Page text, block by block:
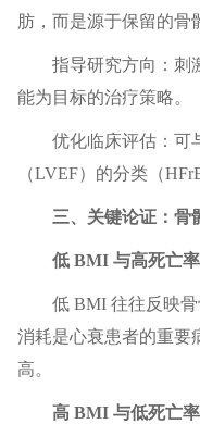
肪，而是源于保留的骨
指导研究方向：刺
能为目标的治疗策略。
优化临床评估：可
（LVEF）的分类（
三、关键论证：骨
低 BMI 与高死亡
低 BMI 往往反映
消耗是心衰患者的重要
高。
高 BMI 与低死亡